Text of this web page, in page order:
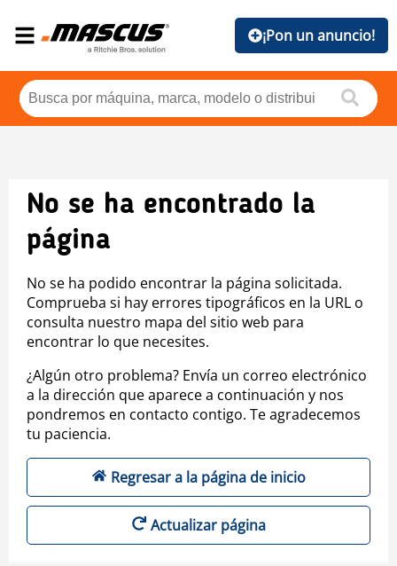
¡Pon un anuncio!
No se ha encontrado la
página
No se ha podido encontrar la página solicitada.
Comprueba si hay errores tipográficos en la URL o
consulta nuestro mapa del sitio web para
encontrar lo que necesites.
¿Algún otro problema? Envía un correo electrónico
a la dirección que aparece a continuación y nos
pondremos en contacto contigo. Te agradecemos
tu paciencia.
Regresar a la página de inicio
Actualizar página